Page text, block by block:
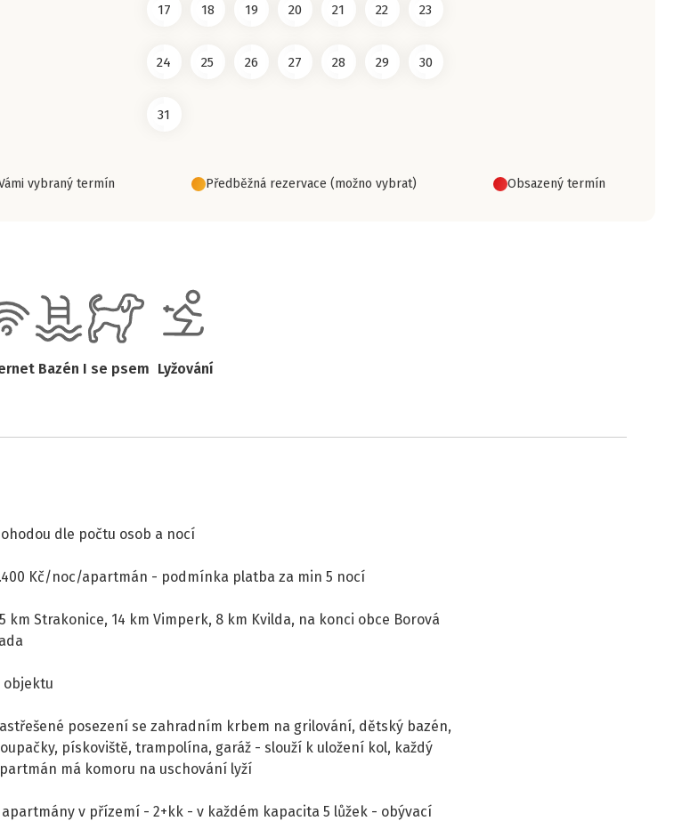
17 18 19 20 21 22 23
24 25 26 27 28 29 30
31
vybraný termín Předběžná rezervace (možno vybrat) Obsazený termín
Bazén I se psem Lyžování
dle počtu osob a nocí
Kč/noc/apartmán - podmínka platba za min 5 nocí
km Strakonice, 14 km Vimperk, 8 km Kvilda, na konci obce Borová
objektu
posezení se zahradním krbem na grilování, dětský bazén,
pískoviště, trampolína, garáž - slouží k uložení kol, každý
má komoru na uschování lyží
apartmány v přízemí - 2+kk - v každém kapacita 5 lůžek - obývací